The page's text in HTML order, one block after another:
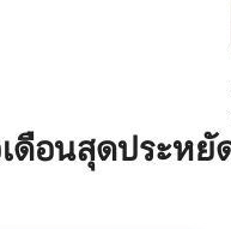
ดือนสุดประหยั